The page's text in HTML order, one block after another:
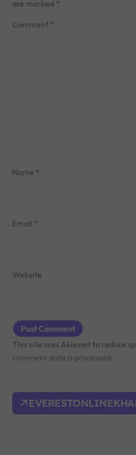
are marked *
Comment *
Name *
Email *
Website
This site uses Akismet to reduce
comment data is processed.